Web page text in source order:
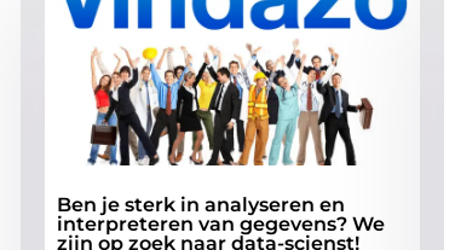
Ben je sterk in analyseren en
interpreteren van gegevens? We
zijn op zoek naar data-scienst!